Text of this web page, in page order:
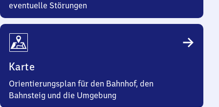
eventuelle Störungen
Karte
Orientierungsplan für den Bahnhof, den
Bahnsteig und die Umgebung